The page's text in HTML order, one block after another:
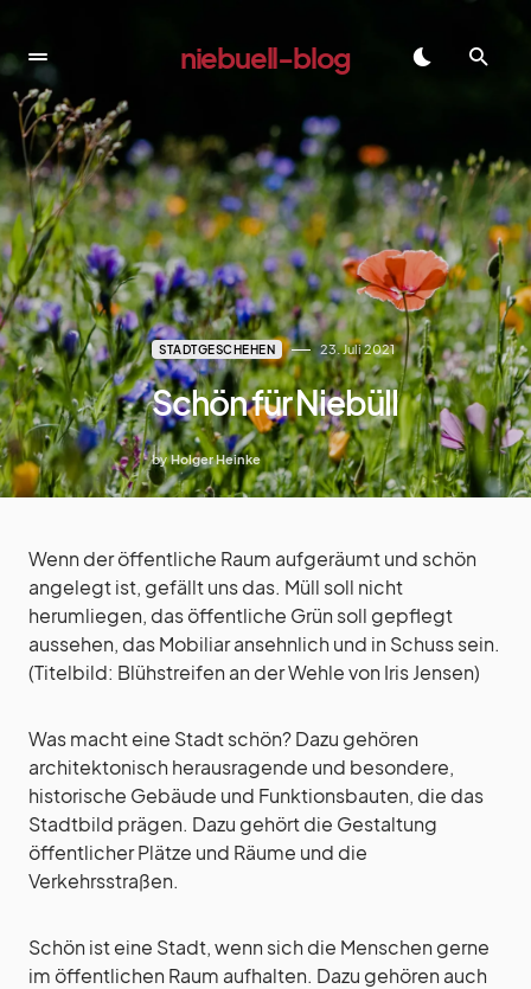
niebuell-blog
dadadada
STADTGESCHEHEN 23. Juli 2021
Schön für Niebüll
by Holger Heinke
Wenn der öffentliche Raum aufgeräumt und schön
angelegt ist, gefällt uns das. Müll soll nicht
herumliegen, das öffentliche Grün soll gepflegt
aussehen, das Mobiliar ansehnlich und in Schuss sein.
(Titelbild: Blühstreifen an der Wehle von Iris Jensen)
Was macht eine Stadt schön? Dazu gehören
architektonisch herausragende und besondere,
historische Gebäude und Funktionsbauten, die das
Stadtbild prägen. Dazu gehört die Gestaltung
öffentlicher Plätze und Räume und die
Verkehrsstraßen.
Schön ist eine Stadt, wenn sich die Menschen gerne
im öffentlichen Raum aufhalten. Dazu gehören auch